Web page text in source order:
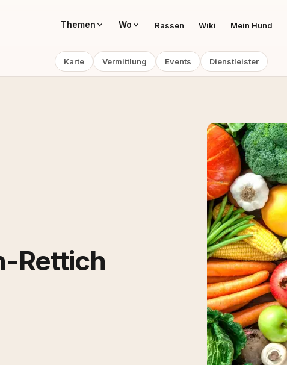
Themen Wo Rassen Wiki Mein Hund
Karte Vermittlung Events Dienstleister
Rettich